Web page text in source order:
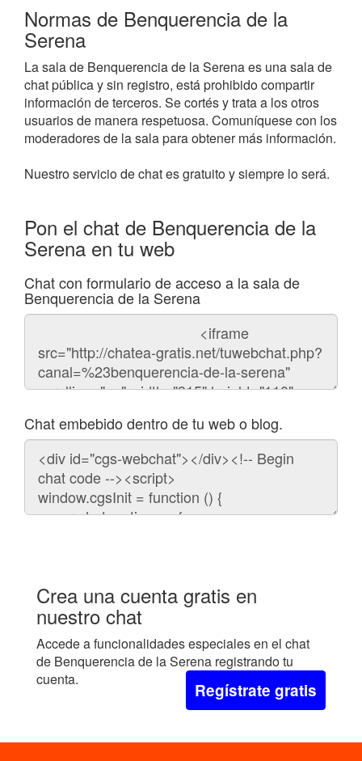
Normas de Benquerencia de la
Serena
La sala de Benquerencia de la Serena es una sala de
chat pública y sin registro, está prohibido compartir
información de terceros. Se cortés y trata a los otros
usuarios de manera respetuosa. Comuníquese con los
moderadores de la sala para obtener más información.
Nuestro servicio de chat es gratuito y siempre lo será.
Pon el chat de Benquerencia de la
Serena en tu web
Chat con formulario de acceso a la sala de
Benquerencia de la Serena
Código
chat
Chat embebido dentro de tu web o blog.
Código
para
embeber
chat
Crea una cuenta gratis en
nuestro chat
Accede a funcionalidades especiales en el chat
de Benquerencia de la Serena registrando tu
cuenta.
Regístrate gratis